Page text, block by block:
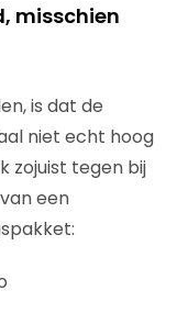
misschien
is dat de
niet echt hoog
zojuist tegen bij
een